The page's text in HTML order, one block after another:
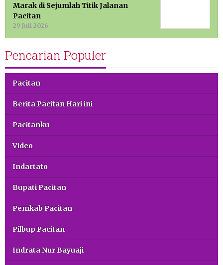
Marak di Sejumlah Titik Jalanan
Pacitan
29 Juli 2026
Pencarian Populer
Pacitan
Berita Pacitan Hari ini
Pacitanku
Video
Indartato
Bupati Pacitan
Pemkab Pacitan
Pilbup Pacitan
Indrata Nur Bayuaji